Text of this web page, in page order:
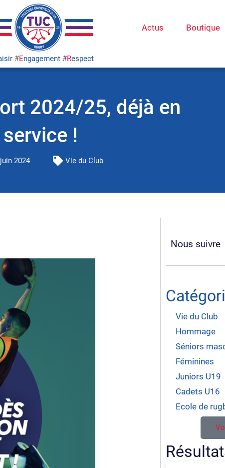
Actus Boutique
#Engagement #Respect
2024/25, déjà en
service !
2024 Vie du Club
Nous suivre
Vie du Club
Hommage
Séniors
Féminines
Juniors U19
Cadets U16
Ecole de